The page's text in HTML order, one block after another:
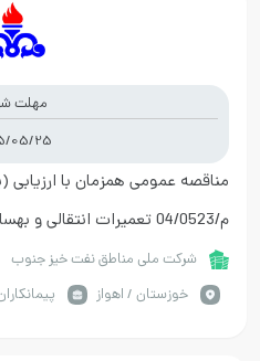
مهلت
05/25
مناقصه عمومی همزمان با
در فاز 2 شهرک نفت مرحله اول سال 1404شرکت ملی مناطق نفت خیز جنوب
خوزستان / اهواز